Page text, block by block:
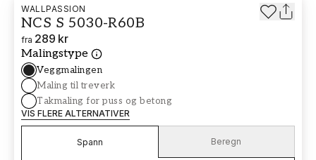
WALLPASSION
NCS S 5030-R60B
fra 289 kr
Malingstype
Veggmalingen
Maling til treverk
Takmaling for puss og betong
VIS FLERE ALTERNATIVER
Spann Beregn